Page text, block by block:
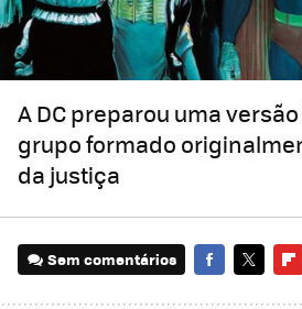
A DC preparou uma
grupo formado
da justiça
Sem comentários